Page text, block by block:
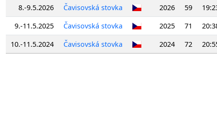
8.-9.5.2026 Čavisovská stovka 2026 59
9.-11.5.2025
Čavisovská stovka 2025 71
10.-11.5.2024
Čavisovská stovka 2024 72